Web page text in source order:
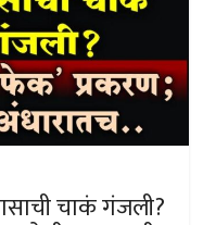
चाकं गंजली?